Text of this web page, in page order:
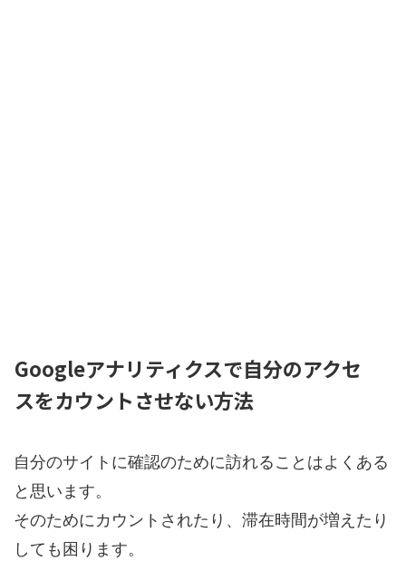
Googleアナリティクスで自分のアクセ
スをカウントさせない方法
自分のサイトに確認のために訪れることはよくある
と思います。
そのためにカウントされたり、滞在時間が増えたり
しても困ります。